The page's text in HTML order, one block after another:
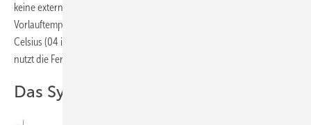
keine externe Energie verbraucht. Erst wenn die gewünschte
Vorlauftemperatur im Warmwasser von beispielsweise 60 Grad
Celsius (04 in Bild 2) nicht erreicht wird, öffnet die Strahlpumpe und
nutzt die Fernwärme über den Vorlauf.
Das System im Praxisbetrieb